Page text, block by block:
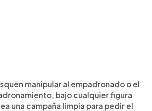
manipular al empadronado o el
bajo cualquier figura
una campaña limpia para pedir el